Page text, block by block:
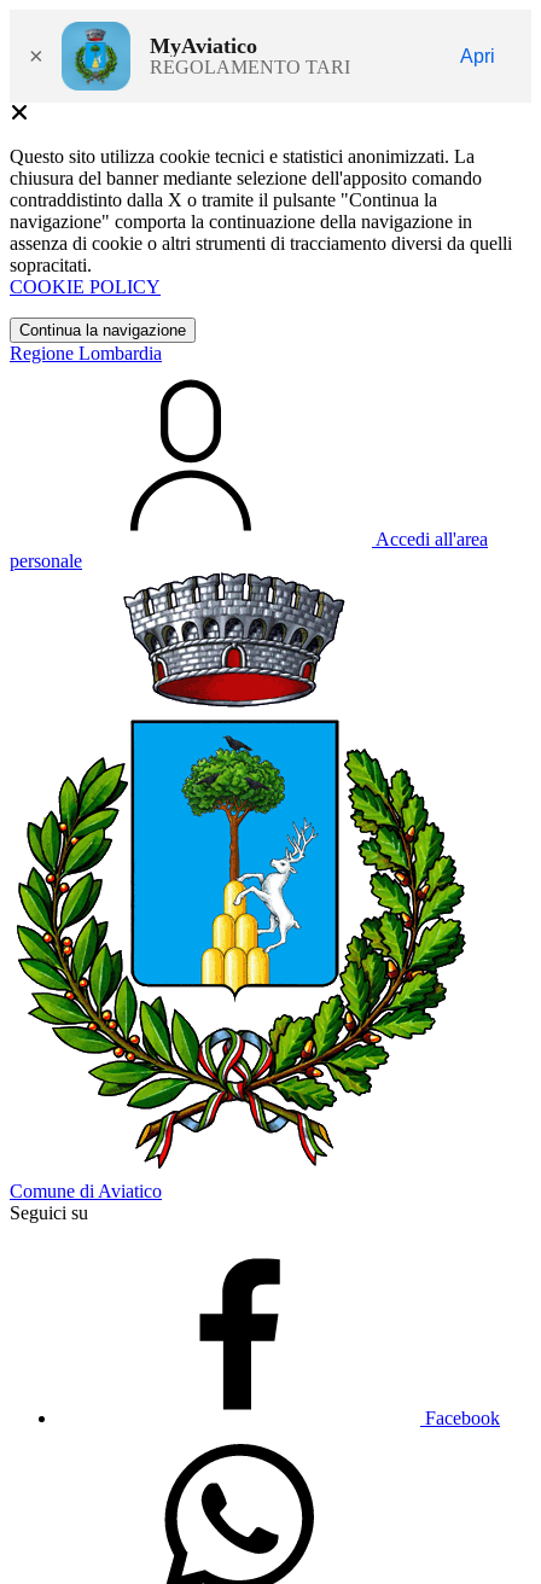
× MyAviatico
REGOLAMENTO TARI
Apri
Questo sito utilizza cookie tecnici e statistici anonimizzati. La
chiusura del banner mediante selezione dell'apposito comando
contraddistinto dalla X o tramite il pulsante "Continua la
navigazione" comporta la continuazione della navigazione in
assenza di cookie o altri strumenti di tracciamento diversi da quelli
sopracitati.
COOKIE POLICY
Continua la navigazione
Regione Lombardia
Accedi all'area
personale
Comune di Aviatico
Seguici su
Facebook